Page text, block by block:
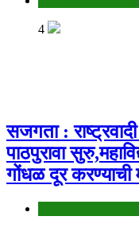
4
सजगता :
पाठपुरावा
गोंधळ दूर करण्याची